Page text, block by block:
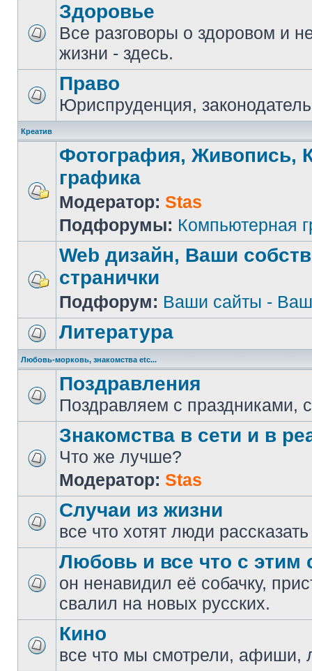
Здоровье
Все разговоры о здоровом и
жизни - здесь.
Право
Юриспруденция,
Креатив
Фотография, Живопись,
графика
Модератор: Stas
Подфорумы: Компьютерная
Web дизайн, Ваши
странички
Подфорум: Ваши сайты -
Литература
Любовь-морковь, знакомства etc...
Поздравления
Поздравляем с праздниками,
Знакомства в сети и в
Что же лучше?
Модератор: Stas
Случаи из жизни
все что хотят люди
Любовь и все что с этим
он ненавидил её собачку,
свалил на новых русских.
Кино
все что мы смотрели, афиши,